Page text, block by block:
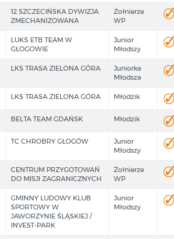
12 SZCZECIŃSKA DYWIZJA
ZMECHANIZOWANA
Żołnierze
WP
LUKS ETB TEAM W
GŁOGOWIE
Junior
Młodszy
LKS TRASA ZIELONA GÓRA
Juniorka
Młodsza
LKS TRASA ZIELONA GÓRA Młodzik
BELTA TEAM GDAŃSK Młodzik
TC CHROBRY GŁOGÓW
Junior
Młodszy
CENTRUM PRZYGOTOWAŃ
DO MISJI ZAGRANICZNYCH
Żołnierze
WP
GMINNY LUDOWY KLUB
SPORTOWY W
JAWORZYNIE ŚLĄSKIEJ /
INVEST-PARK
Junior
Młodszy